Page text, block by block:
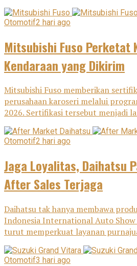
Otomotif2 hari ago
Mitsubishi Fuso Perketat
Kendaraan yang Dikirim
Mitsubishi Fuso memberikan
perusahaan karoseri melalui
2026. Sertifikasi tersebut menjadi
Otomotif2 hari ago
Jaga Loyalitas, Daihatsu
After Sales Terjaga
Daihatsu tak hanya membawa
Indonesia International Auto
turut memperkuat layanan
Otomotif3 hari ago